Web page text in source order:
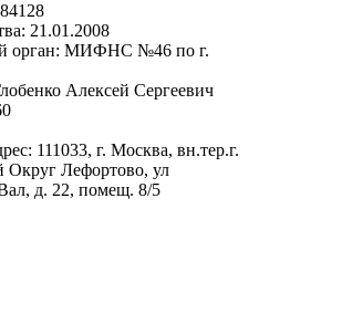
21.01.2008
орган: МИФНС №46 по г.
Алексей Сергеевич
111033, г. Москва, вн.тер.г.
Лефортово, ул
д. 22, помещ. 8/5